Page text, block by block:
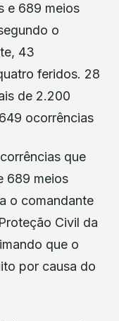
e 689 meios
o
43
feridos. 28
de 2.200
ocorrências
que
689 meios
o comandante
Civil da
que o
por causa do